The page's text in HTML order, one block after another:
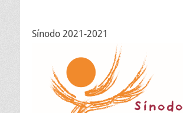
Sínodo 2021-2021